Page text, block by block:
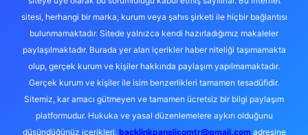
sitesi, herhangi bir marka, kurum veya şahıs şirketi ile hiçbir bağlantısı
bulunmamaktadır. Sitede yalnızca kendi hazırladığımız makaleler
paylaşılmaktadır. Burada yer alan içerikler haber niteliği taşımamakta
olup, gerçek kurum ve kişiler hakkında paylaşım yapılmamaktadır.
Gerçek kurum ve kişiler ile isim benzerlikleri tamamen tesadüfidir.
Sitemiz, kar amacı gütmeyen ve tamamen ücretsiz bir bilgi paylaşım
platformudur. Hukuka ve yasal düzenlemelere aykırı olduğunu
düşündüğünüz içerikleri, backlinkpanelicomtr@gmail.comadresine